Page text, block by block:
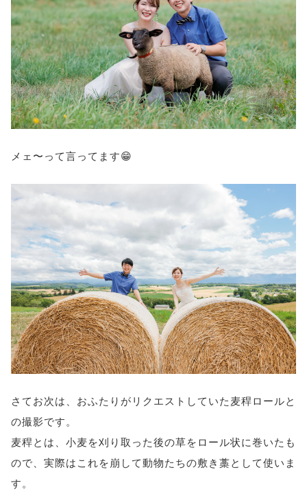
メェ〜って言ってます😁
さてお次は、おふたりがリクエストしていた麦稈ロールと
の撮影です。
麦稈とは、小麦を刈り取った後の草をロール状に巻いたも
ので、実際はこれを崩して動物たちの敷き藁として使いま
す。